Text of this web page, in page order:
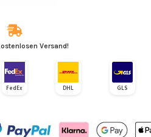
Versand!
FedEx DHL GLS